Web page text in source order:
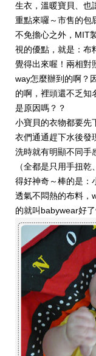
生衣，溫暖寶貝、也
重點來囉～市售的包
不免擔心之外，MIT
視的優點，就是：
覺得出來喔！兩相對
way怎麼辦到的啊？
的啊，裡頭還不乏
是原因嗎？？
小寶貝的衣物都要先
衣們通通趕下水後
洗時就有明顯不同手
（全都是只用手扭
得好神奇～棒的是
透氣不悶熱的布料，
的就叫babywear好